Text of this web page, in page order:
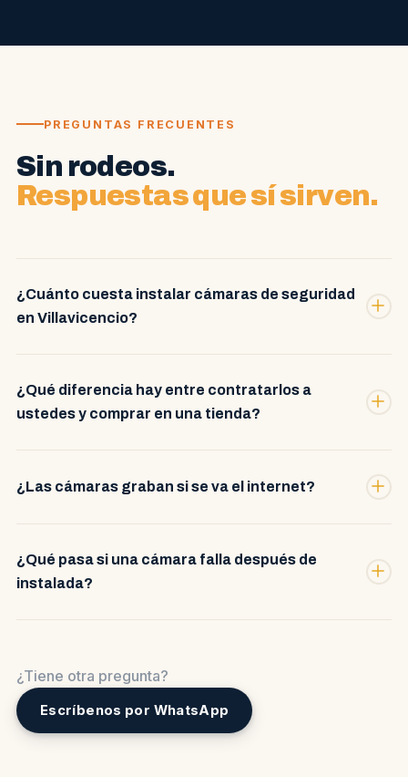
PREGUNTAS FRECUENTES
Sin rodeos.
Respuestas que sí sirven.
¿Cuánto cuesta instalar cámaras de seguridad
en Villavicencio?
¿Qué diferencia hay entre contratarlos a
ustedes y comprar en una tienda?
¿Las cámaras graban si se va el internet?
¿Qué pasa si una cámara falla después de
instalada?
¿Tiene otra pregunta?
Escríbenos por WhatsApp